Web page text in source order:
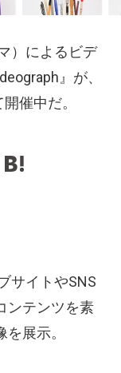
）によるビデ
』が、
催中だ。
サイトやSNS
ンテンツを素
展示。